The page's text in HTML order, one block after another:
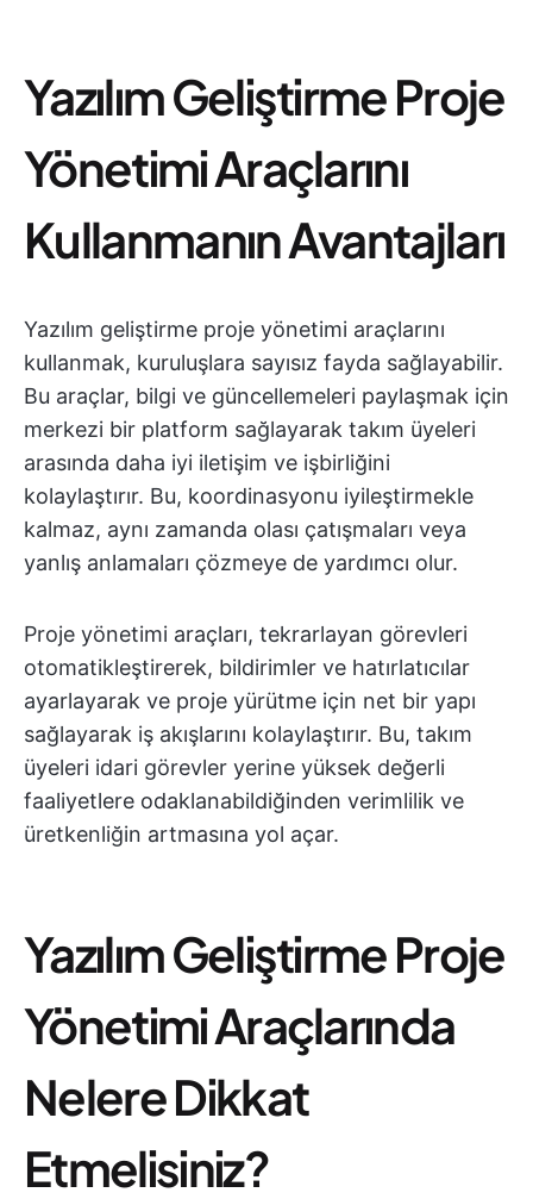
Yazılım Geliştirme Proje
Yönetimi Araçlarını
Kullanmanın Avantajları
Yazılım geliştirme proje yönetimi araçlarını
kullanmak, kuruluşlara sayısız fayda sağlayabilir.
Bu araçlar, bilgi ve güncellemeleri paylaşmak için
merkezi bir platform sağlayarak takım üyeleri
arasında daha iyi iletişim ve işbirliğini
kolaylaştırır. Bu, koordinasyonu iyileştirmekle
kalmaz, aynı zamanda olası çatışmaları veya
yanlış anlamaları çözmeye de yardımcı olur.
Proje yönetimi araçları, tekrarlayan görevleri
otomatikleştirerek, bildirimler ve hatırlatıcılar
ayarlayarak ve proje yürütme için net bir yapı
sağlayarak iş akışlarını kolaylaştırır. Bu, takım
üyeleri idari görevler yerine yüksek değerli
faaliyetlere odaklanabildiğinden verimlilik ve
üretkenliğin artmasına yol açar.
Yazılım Geliştirme Proje
Yönetimi Araçlarında
Nelere Dikkat
Etmelisiniz?